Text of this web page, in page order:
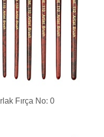
Fırça No: 0